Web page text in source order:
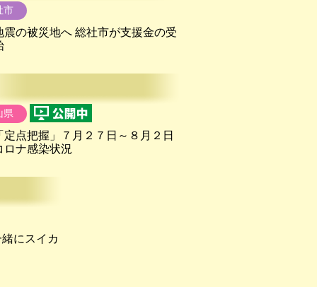
市
震の被災地へ 総社市が支援金の受
県
定点把握」７月２７日～８月２日
ロナ感染状況
にスイカ